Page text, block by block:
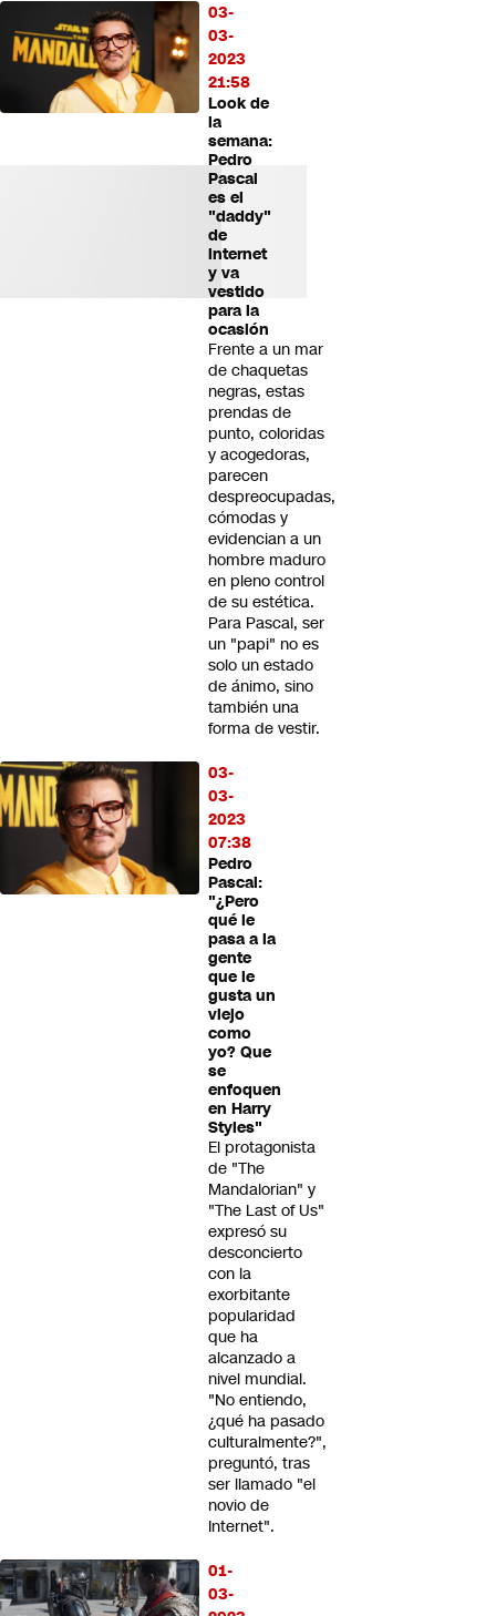
03-
03-
2023
21:58
Look de
la
semana:
Pedro
Pascal
es el
"daddy"
de
internet
y va
vestido
para la
ocasión
Frente a un mar
de chaquetas
negras, estas
prendas de
punto, coloridas
y acogedoras,
parecen
despreocupadas,
cómodas y
evidencian a un
hombre maduro
en pleno control
de su estética.
Para Pascal, ser
un "papi" no es
solo un estado
de ánimo, sino
también una
forma de vestir.
03-
03-
2023
07:38
Pedro
Pascal:
"¿Pero
qué le
pasa a la
gente
que le
gusta un
viejo
como
yo? Que
se
enfoquen
en Harry
Styles"
El protagonista
de "The
Mandalorian" y
"The Last of Us"
expresó su
desconcierto
con la
exorbitante
popularidad
que ha
alcanzado a
nivel mundial.
"No entiendo,
¿qué ha pasado
culturalmente?",
preguntó, tras
ser llamado "el
novio de
Internet".
01-
03-